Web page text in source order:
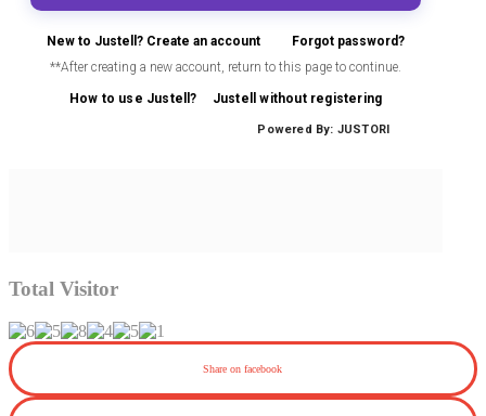
Total Visitor
Share on facebook